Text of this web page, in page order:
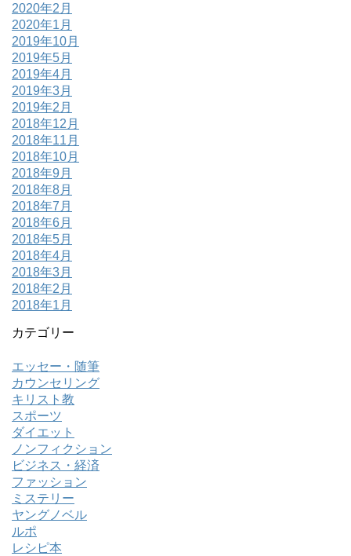
2020年2月
2020年1月
2019年10月
2019年5月
2019年4月
2019年3月
2019年2月
2018年12月
2018年11月
2018年10月
2018年9月
2018年8月
2018年7月
2018年6月
2018年5月
2018年4月
2018年3月
2018年2月
2018年1月
カテゴリー
エッセー・随筆
カウンセリング
キリスト教
スポーツ
ダイエット
ノンフィクション
ビジネス・経済
ファッション
ミステリー
ヤングノベル
ルポ
レシピ本